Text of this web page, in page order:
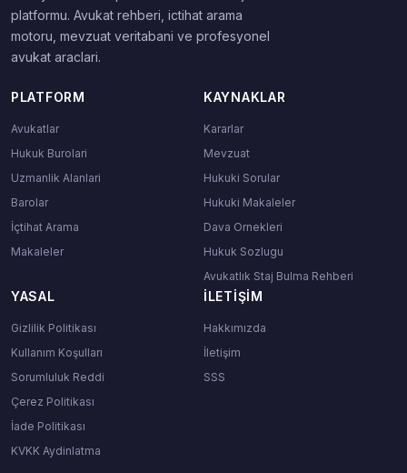
platformu. Avukat rehberi, ictihat arama
motoru, mevzuat veritabani ve profesyonel
avukat araclari.
PLATFORM
Avukatlar
Hukuk Burolari
Uzmanlik Alanlari
Barolar
İçtihat Arama
Makaleler
KAYNAKLAR
Kararlar
Mevzuat
Hukuki Sorular
Hukuki Makaleler
Dava Ornekleri
Hukuk Sozlugu
Avukatlık Staj Bulma Rehberi
YASAL
Gizlilik Politikası
Kullanım Koşulları
Sorumluluk Reddi
Çerez Politikası
İade Politikası
KVKK Aydinlatma
İLETIŞIM
Hakkımızda
İletişim
SSS